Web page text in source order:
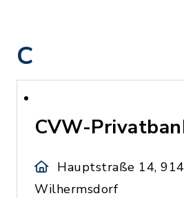
C
CVW-
Hauptstraße 14,
Wilhermsdorf